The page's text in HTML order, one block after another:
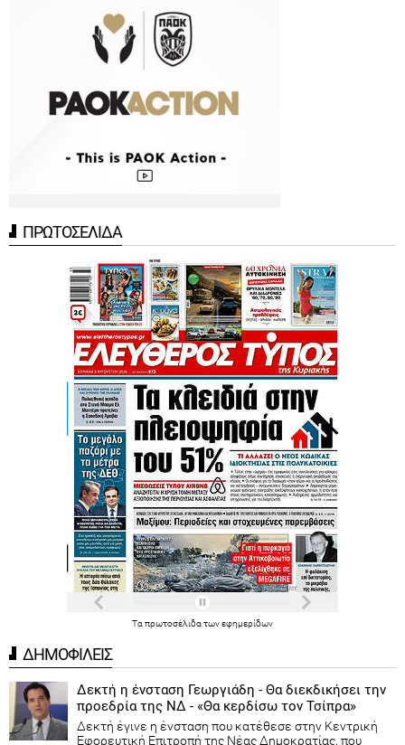
ΠΡΩΤΟΣΕΛΙΔΑ
Τα πρωτοσέλιδα τωνεφημερίδων
ΔΗΜΟΦΙΛΕΙΣ
Δεκτή η ένσταση Γεωργιάδη - Θα διεκδικήσει την
προεδρία της ΝΔ - «Θα κερδίσω τον Τσίπρα»
Δεκτή έγινε η ένσταση που κατέθεσε στην Κεντρική
Εφορευτική Επιτροπή της Νέας Δημοκρατίας, που